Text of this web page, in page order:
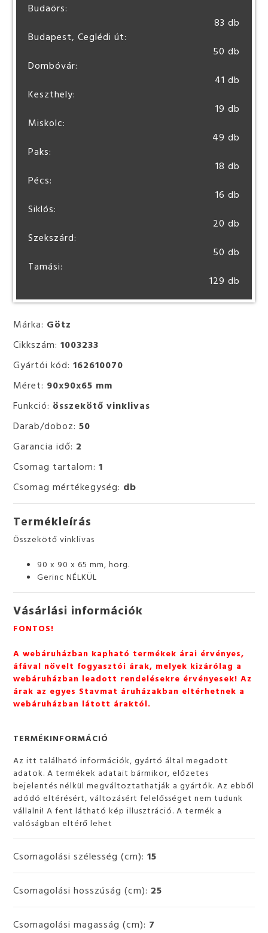
Márka: Götz
Cikkszám:1003233
Gyártói kód:162610070
Méret: 90x90x65 mm
Funkció: összekötő vinklivas
Darab/doboz:50
Garancia idő: 2
Csomag tartalom:1
Csomag mértékegység: db
Termékleírás
Összekötő vinklivas
90 x 90 x 65 mm, horg.
Gerinc NÉLKÜL
Vásárlási információk
FONTOS!
A webáruházban kapható termékek árai érvényes,
áfával növelt fogyasztói árak, melyek kizárólag a
webáruházban leadott rendelésekre érvényesek! Az
árak az egyes Stavmat áruházakban eltérhetnek a
webáruházban látott áraktól.
TERMÉKINFORMÁCIÓ
Az itt található információk, gyártó által megadott
adatok. A termékek adatait bármikor, előzetes
bejelentés nélkül megváltoztathatják a gyártók. Az ebből
adódó eltérésért, változásért felelősséget nem tudunk
vállalni! A fent látható kép illusztráció. A termék a
valóságban eltérő lehet
Csomagolási szélesség (cm):15
Csomagolási hosszúság (cm): 25
Csomagolási magasság (cm): 7
Budaörs:
83 db
Budapest, Ceglédi út:
50 db
Dombóvár:
41 db
Keszthely:
19 db
Miskolc:
49 db
Paks:
18 db
Pécs:
16 db
Siklós:
20 db
Szekszárd:
50 db
Tamási:
129 db